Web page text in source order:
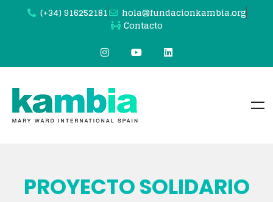
(+34) 916252181
hola@fundacionkambia.org
Contacto
PROYECTO SOLIDARIO